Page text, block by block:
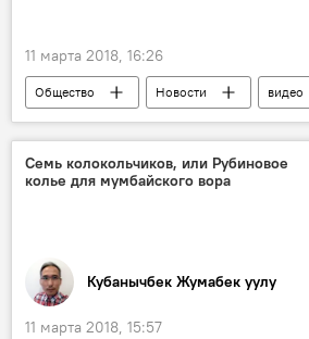
11 марта 2018, 16:26
Общество Новости
видео
В мире
Мультимедиа
США
истребитель
НЛО
Семь колокольчиков, или Рубиновое
колье для мумбайского вора
Кубанычбек Жумабек уулу
11 марта 2018, 15:57